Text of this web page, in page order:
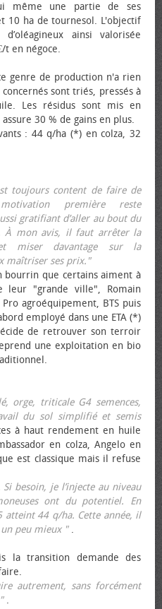
même une partie de ses
10 ha de tournesol. L'objectif
ainsi valorisée
t en négoce.
genre de production n'a rien
sont triés, pressés à
Les résidus sont mis en
30 % de gains en plus.
: 44 q/ha (*) en colza, 32
toujours content de faire de
première reste
gratifiant d’aller au bout du
À mon avis, il faut arrêter la
miser davantage sur la
maîtriser ses prix."
bourrin que certains aiment à
leur "grande ville", Romain
agroéquipement, BTS puis
employé dans une ETA (*)
de retrouver son terroir
une exploitation en bio
orge, triticale G4 semences,
du sol simplifié et semis
à haut rendement en huile
en colza, Angelo en
est classique mais il refuse
besoin, je l’injecte au niveau
ont du potentiel. En
atteint 44 q/ha. Cette année, il
peu mieux ".
la transition demande des
autrement, sans forcément
.